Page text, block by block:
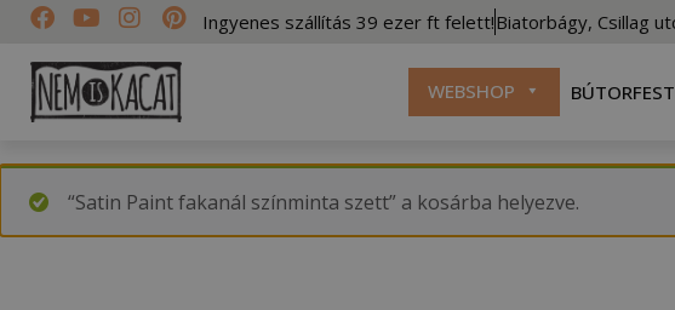
Ingyenes szállítás 39 ezer ft felett!Biatorbágy, Csillag
WEBSHOP
“Satin Paint fakanál színminta szett” a kosárba helyezve.